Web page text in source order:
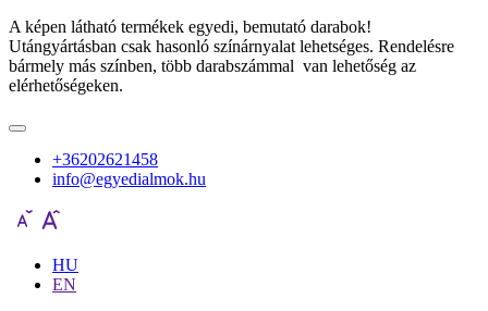
A képen látható termékek egyedi, bemutató darabok!
Utángyártásban csak hasonló színárnyalat lehetséges. Rendelésre
bármely más színben, több darabszámmal van lehetőség az
elérhetőségeken.
+36202621458
info@egyedialmok.hu
HU
EN